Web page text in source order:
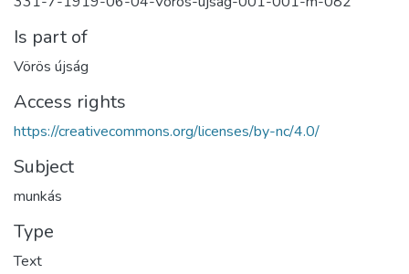
Is part of
Vörös újság
Access rights
https://creativecommons.org/licenses/by-nc/4.0/
Subject
munkás
Type
Text